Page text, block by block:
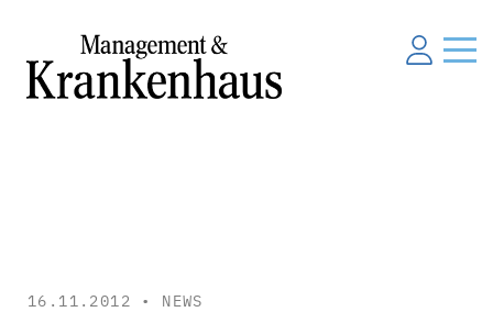
16.11.2012 • NEWS